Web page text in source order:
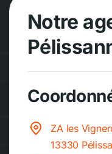
Notre
ZA les
13330